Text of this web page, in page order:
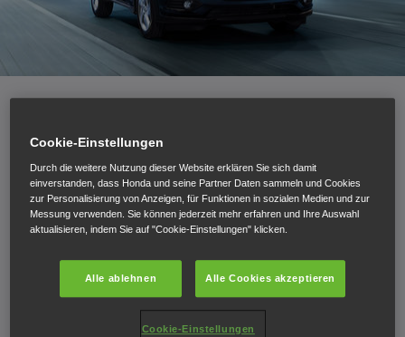
FIX-Leasinginklusive Wartungspaket1)3)
VersicherungsBONUS € 500,-2)
Cookie-Einstellungen
Durch die weitere Nutzung dieser Website erklären Sie sich damit
einverstanden, dass Honda und seine Partner Daten sammeln und Cookies
zur Personalisierung von Anzeigen, für Funktionen in sozialen Medien und zur
Messung verwenden. Sie können jederzeit mehr erfahren und Ihre Auswahl
aktualisieren, indem Sie auf "Cookie-Einstellungen" klicken.
Alle ablehnen Alle Cookies akzeptieren
Cookie-Einstellungen